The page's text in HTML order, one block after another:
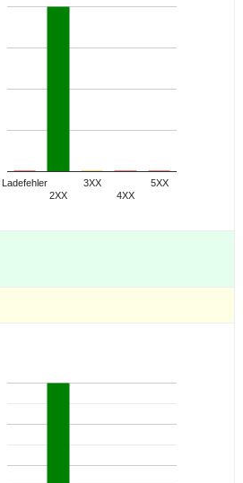
Ladefehler
2XX
3XX
4XX
5XX